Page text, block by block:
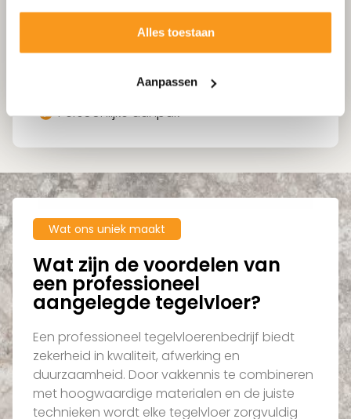
Alles toestaan
Aanpassen
zowel particuliere als zakelijke klanten.
Uitmuntende kwaliteit
Meer dan 25 jaar ervaring
Service van advies tot plaatsing
Persoonlijke aanpak
Wat ons uniek maakt
Wat zijn de voordelen van
een professioneel
aangelegde tegelvloer?
Een professioneel tegelvloerenbedrijf biedt
zekerheid in kwaliteit, afwerking en
duurzaamheid. Door vakkennis te combineren
met hoogwaardige materialen en de juiste
technieken wordt elke tegelvloer zorgvuldig